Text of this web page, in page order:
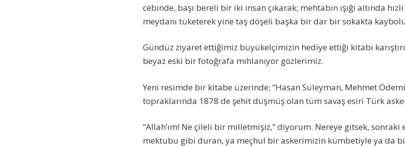
cebinde, başı bereli bir iki insan çıkarak; mehtabın ışığı altında
meydanı tüketerek yine taş döşeli başka bir dar bir sokakta
Gündüz ziyaret ettiğimiz büyükelçimizin hediye ettiği kitabı
beyaz eski bir fotoğrafa mıhlanıyor gözlerimiz.
Yeni resimde bir kitabe üzerinde; “Hasan Süleyman, Mehmet
topraklarında 1878 de şehit düşmüş olan tüm savaş esiri Türk
“Allah’ım! Ne çileli bir milletmişiz,” diyorum. Nereye gitsek, sonraki
mektubu gibi duran, ya meçhul bir askerimizin kümbetiyle ya da